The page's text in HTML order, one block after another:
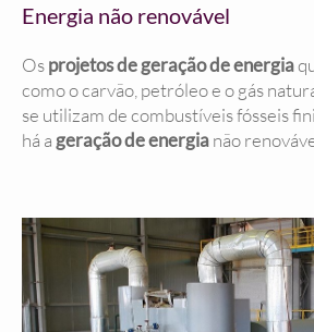
Energia não renovável
Osprojetos de geração de energia
como o carvão, petróleo e o gás
se utilizam de combustíveis fósseis
há a geração de energianão